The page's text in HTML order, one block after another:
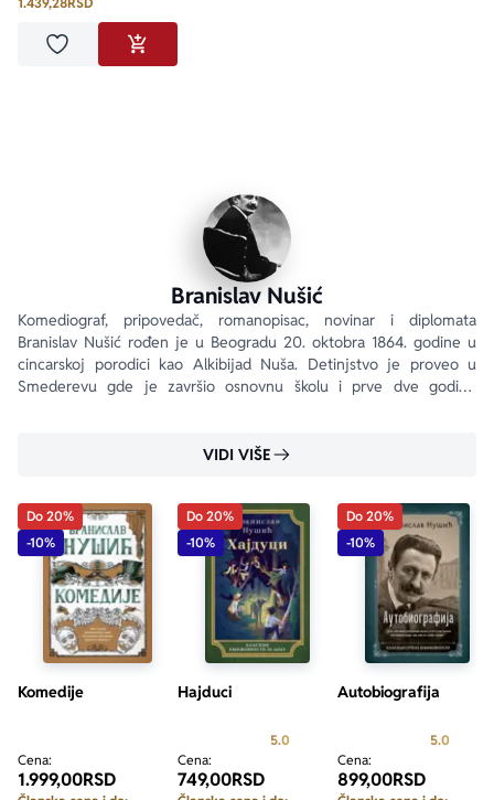
Dodaj u omiljeneDODAJ U KORPU
Branislav Nušić
Komediograf, pripovedač, romanopisac, novinar i diplomata
Branislav Nušić rođen je u Beogradu 20. oktobra 1864. godine u
cincarskoj porodici kao Alkibijad Nuša. Detinjstvo je proveo u
Smederevu gde je završio osnovnu školu i prve dve godine
VIDI VIŠE
Do 20%
-10%
Komedije
Cena:
1.999,00RSD
Do 20%
-10%
Hajduci
5.0 Prosecna ocena je 5.0 od 5
Cena:
749,00RSD
Do 20%
-10%
Autobiografija
5.0
Cena:
899,00RSD